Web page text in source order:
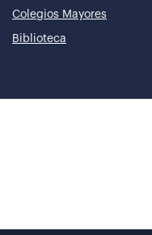
Colegios Mayores
Biblioteca